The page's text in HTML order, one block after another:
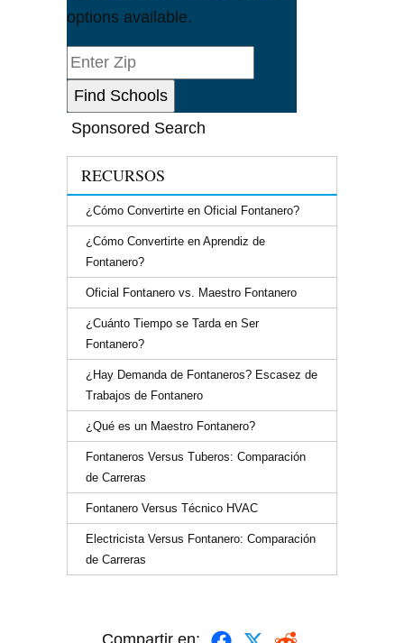
options available.
Sponsored Search
RECURSOS
¿Cómo Convertirte en Oficial Fontanero?
¿Cómo Convertirte en Aprendiz de
Fontanero?
Oficial Fontanero vs. Maestro Fontanero
¿Cuánto Tiempo se Tarda en Ser
Fontanero?
¿Hay Demanda de Fontaneros? Escasez de
Trabajos de Fontanero
¿Qué es un Maestro Fontanero?
Fontaneros Versus Tuberos: Comparación
de Carreras
Fontanero Versus Técnico HVAC
Electricista Versus Fontanero: Comparación
de Carreras